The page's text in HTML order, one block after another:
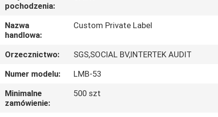
WYCIECZKA
PO
FABRYCE
KONTROLA
JAKOŚCI
pochodzenia:
Nazwa
handlowa:
Custom Private Label
Orzecznictwo:
SGS,SOCIAL BV,INTERTEK AUDIT
Numer modelu:
LMB-53
Minimalne
zamówienie:
500 szt